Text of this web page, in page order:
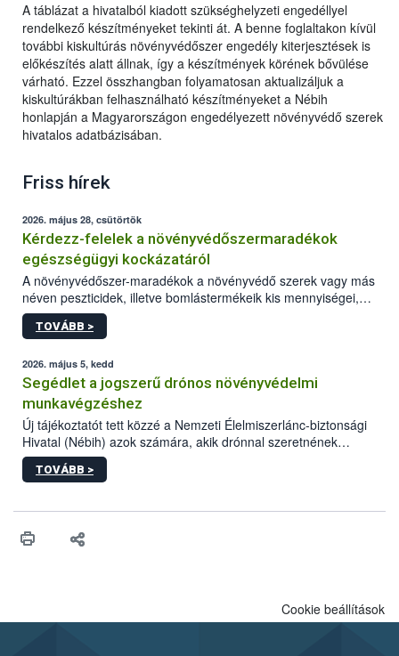
A táblázat a hivatalból kiadott szükséghelyzeti engedéllyel
rendelkező készítményeket tekinti át. A benne foglaltakon kívül
további kiskultúrás növényvédőszer engedély kiterjesztések is
előkészítés alatt állnak, így a készítmények körének bővülése
várható. Ezzel összhangban folyamatosan aktualizáljuk a
kiskultúrákban felhasználható készítményeket a Nébih
honlapján a Magyarországon engedélyezett növényvédő szerek
hivatalos adatbázisában.
Friss hírek
2026. május 28, csütörtök
Kérdezz-felelek a növényvédőszermaradékok
egészségügyi kockázatáról
A növényvédőszer-maradékok a növényvédő szerek vagy más
néven peszticidek, illetve bomlástermékeik kis mennyiségei,
melyek a terményekben vagy azok felületén a betakarítást,
szüretelést, illetve tárolást követően is megmaradhatnak. Az
mennyiségének esetenként a kezelt terményeken is jelen kell
lennie. Nem minden élelmiszer tartalmaz szermaradékot.
Azokban az élelmiszerekben is, melyekben kimutathatóak,
általában csak nagyon kis mennyiségben vannak jelen, így nem
jelenthetnek kockázatot a fogyasztó egészségére nézve.
TOVÁBB >
2026. május 5, kedd
Segédlet a jogszerű drónos növényvédelmi
munkavégzéshez
Új tájékoztatót tett közzé a Nemzeti Élelmiszerlánc-biztonsági
Hivatal (Nébih) azok számára, akik drónnal szeretnének
növényvédelmi vagy tápanyag-gazdálkodási tevékenységet
végezni Magyarországon. Az összefoglaló részletesen
műszaki és hatósági feltételek.
TOVÁBB >
Cookie beállítások